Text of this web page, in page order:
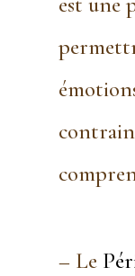
– Le